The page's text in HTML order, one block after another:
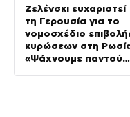
Ζελένσκι ευχαριστεί
τη Γερουσία για το
νομοσχέδιο
κυρώσεων στη
«Ψάχνουμε παντού